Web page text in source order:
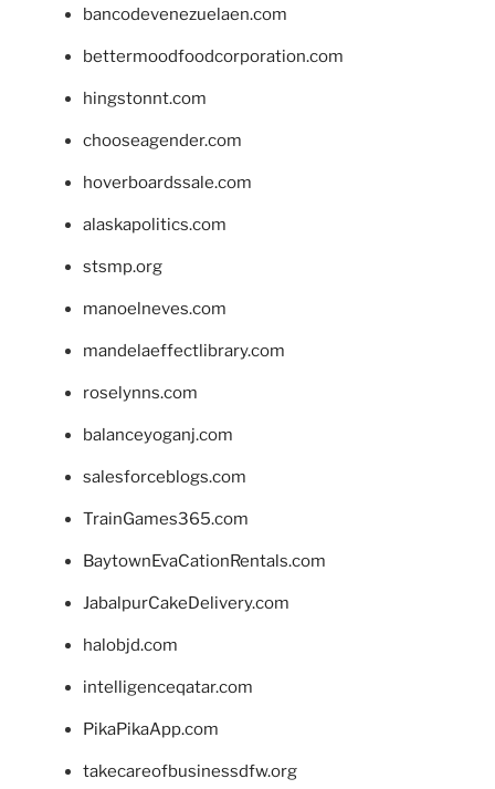
bancodevenezuelaen.com
bettermoodfoodcorporation.com
hingstonnt.com
chooseagender.com
hoverboardssale.com
alaskapolitics.com
stsmp.org
manoelneves.com
mandelaeffectlibrary.com
roselynns.com
balanceyoganj.com
salesforceblogs.com
TrainGames365.com
BaytownEvaCationRentals.com
JabalpurCakeDelivery.com
halobjd.com
intelligenceqatar.com
PikaPikaApp.com
takecareofbusinessdfw.org